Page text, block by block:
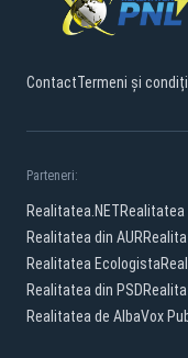
ContactTermeni și
Parteneri:
Realitatea.NETRealitatea
Realitatea din AUR
Realitatea Ecologista
Realitatea din PSD
Realitatea de AlbaVox